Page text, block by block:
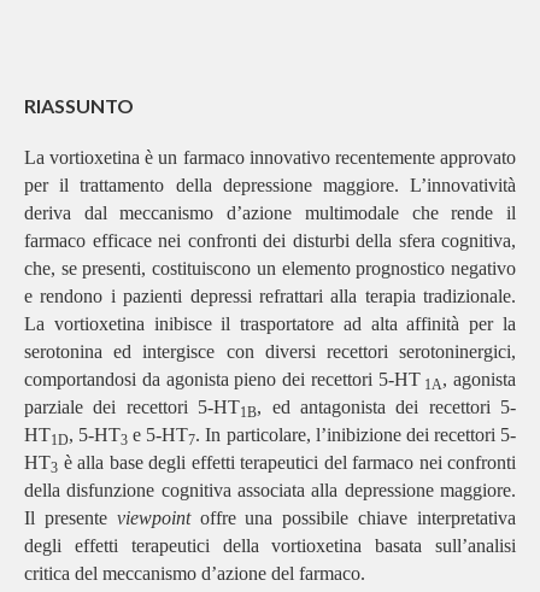
RIASSUNTO
La vortioxetina è un farmaco innovativo recentemente approvato
per il trattamento della depressione maggiore. L’innovatività
deriva dal meccanismo d’azione multimodale che rende il
farmaco efficace nei confronti dei disturbi della sfera cognitiva,
che, se presenti, costituiscono un elemento prognostico negativo
e rendono i pazienti depressi refrattari alla terapia tradizionale.
La vortioxetina inibisce il trasportatore ad alta affinità per la
serotonina ed intergisce con diversi recettori serotoninergici,
comportandosi da agonista pieno dei recettori 5-HT 1A, agonista
parziale dei recettori 5-HT1B, ed antagonista dei recettori 5-
HT1D, 5-HT3 e 5-HT7. In particolare, l’inibizione dei recettori 5-
HT3 è alla base degli effetti terapeutici del farmaco nei confronti
della disfunzione cognitiva associata alla depressione maggiore.
Il presente viewpointoffre una possibile chiave interpretativa
degli effetti terapeutici della vortioxetina basata sull’analisi
critica del meccanismo d’azione del farmaco.